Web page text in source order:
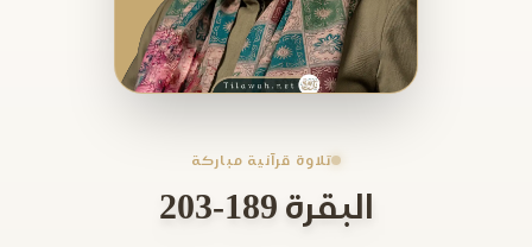
تلاوة قرآنية مباركة
البقرة 189-203